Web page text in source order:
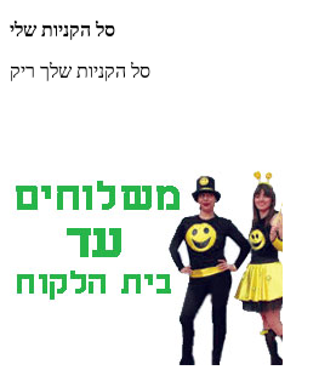
סל הקניות שלי
סל הקניות שלך ריק